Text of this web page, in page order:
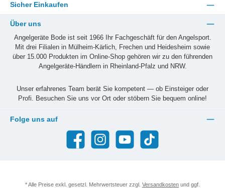
Sicher Einkaufen
Über uns
Angelgeräte Bode ist seit 1966 Ihr Fachgeschäft für den Angelsport.
Mit drei Filialen in Mülheim-Kärlich, Frechen und Heidesheim sowie
über 15.000 Produkten im Online-Shop gehören wir zu den führenden
Angelgeräte-Händlern in Rheinland-Pfalz und NRW.
Unser erfahrenes Team berät Sie kompetent — ob Einsteiger oder
Profi. Besuchen Sie uns vor Ort oder stöbern Sie bequem online!
Folge uns auf
Facebook Instagram YouTube TikTok
* Alle Preise exkl. gesetzl. Mehrwertsteuer zzgl. Versandkosten und ggf.